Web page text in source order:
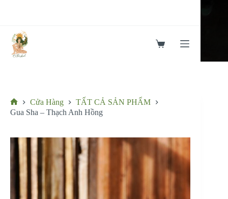
dung
Giỏ
Trang
Cửa Hàng
TẤT CẢ SẢN PHẨM
Gua Sha – Thạch Anh Hồng